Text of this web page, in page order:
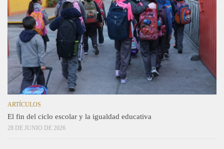
ARTÍCULOS
El fin del ciclo escolar y la igualdad educativa
28 DE JUNIO DE 2026